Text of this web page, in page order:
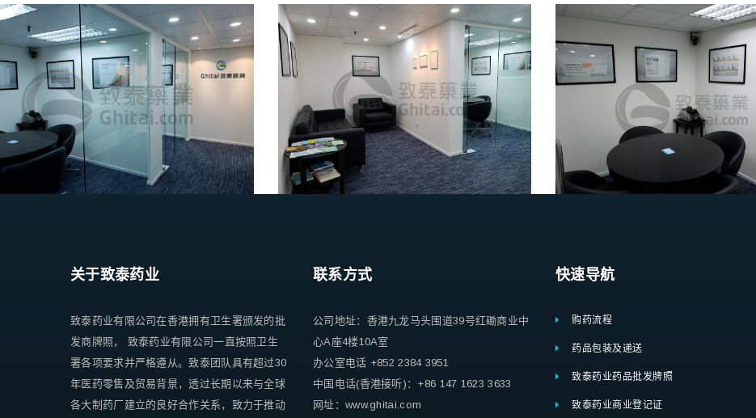
关于致泰药业
致泰药业有限公司在香港拥有卫生署颁发的批
发商牌照， 致泰药业有限公司一直按照卫生
署各项要求并严格遵从。致泰团队具有超过30
年医药零售及贸易背景，透过长期以来与全球
各大制药厂建立的良好合作关系，致力于推动
联系方式
公司地址：香港九龙马头围道39号红磡商业中
心A座4楼10A室
办公室电话 +852 2384 3951
中国电话(香港接听)：+86 147 1623 3633
网址：www.ghitai.com
快速导航
购药流程
药品包装及递送
致泰药业药品批发牌照
致泰药业商业登记证